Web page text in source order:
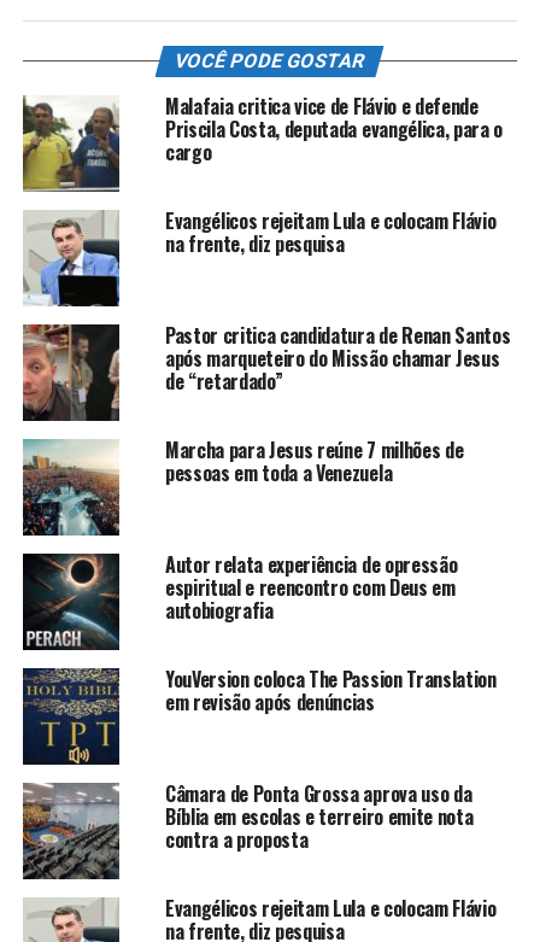
VOCÊ PODE GOSTAR
Malafaia critica vice de Flávio e defende
Priscila Costa, deputada evangélica, para o
cargo
Evangélicos rejeitam Lula e colocam Flávio
na frente, diz pesquisa
Pastor critica candidatura de Renan Santos
após marqueteiro do Missão chamar Jesus
de “retardado”
Marcha para Jesus reúne 7 milhões de
pessoas em toda a Venezuela
Autor relata experiência de opressão
espiritual e reencontro com Deus em
autobiografia
YouVersion coloca The Passion Translation
em revisão após denúncias
Câmara de Ponta Grossa aprova uso da
Bíblia em escolas e terreiro emite nota
contra a proposta
Evangélicos rejeitam Lula e colocam Flávio
na frente, diz pesquisa